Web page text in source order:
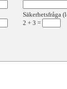
Säkerhetsfråga
2 + 3 =